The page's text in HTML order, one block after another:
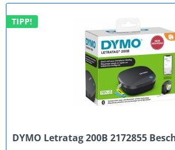
TIPP!
DYMO Letratag 200B 2172855